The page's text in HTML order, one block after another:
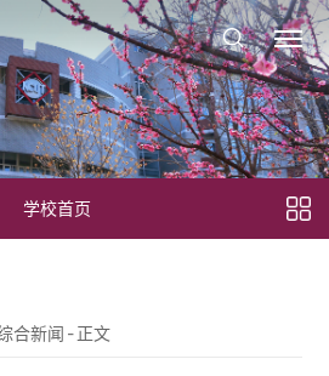
学校首页
合新闻 -正文